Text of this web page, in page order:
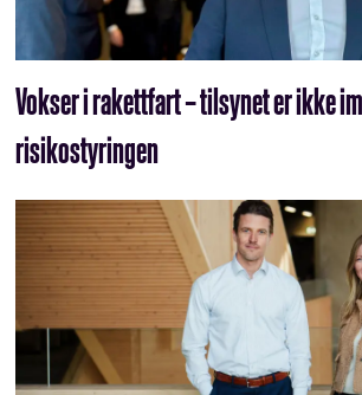
Vokser i rakettfart – tilsynet er ikke
risikostyringen